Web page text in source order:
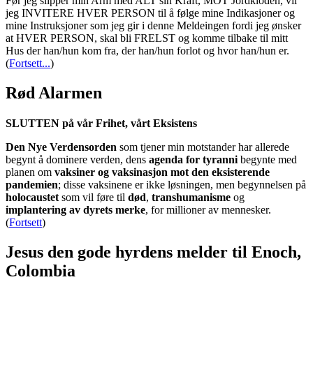
jeg INVITERE HVER PERSON til å følge mine Indikasjoner og
mine Instruksjoner som jeg gir i denne Meldeingen fordi jeg ønsker
at HVER PERSON, skal bli FRELST og komme tilbake til mitt
Hus der han/hun kom fra, der han/hun forlot og hvor han/hun er.
(Fortsett...)
Rød Alarmen
SLUTTEN på vår Frihet, vårt Eksistens
Den Nye Verdensorden som tjener min motstander har allerede
begynt å dominere verden, dens agenda for tyranni begynte med
planen om vaksiner og vaksinasjon mot den eksisterende
pandemien; disse vaksinene er ikke løsningen, men begynnelsen på
holocaustet som vil føre til død, transhumanisme og
implantering av dyrets merke, for millioner av mennesker.
(Fortsett)
Jesus den gode hyrdens melder til Enoch,
Colombia